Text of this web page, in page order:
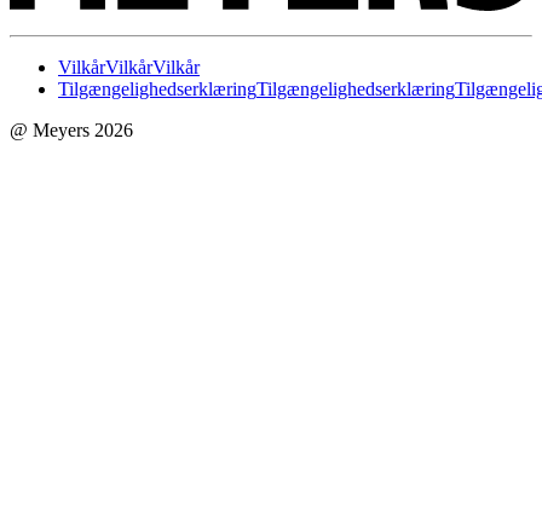
VilkårVilkårVilkår
TilgængelighedserklæringTilgængelighedserklæring
@ Meyers 2026